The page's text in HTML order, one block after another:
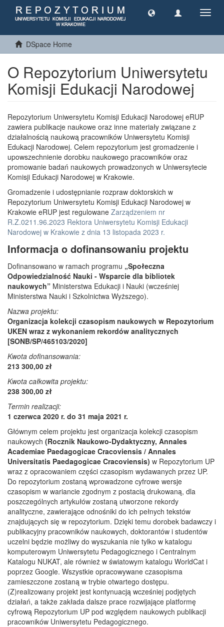
DSpace Home
O Repozytorium Uniwersytetu
Komisji Edukacji Narodowej
Repozytorium Uniwersytetu Komisji Edukacji Narodowej eRUP
zawiera publikacje naukowe oraz inne materiały związane z
działalnością naukową pracowników Uniwersytetu Komisji
Edukacji Narodowej. Celem repozytorium jest gromadzenie i
upowszechnienie dorobku naukowego pracowników oraz
promowanie badań naukowych prowadzonych w Uniwersytecie
Komisji Edukacji Narodowej w Krakowie.
Gromadzenie i udostępnianie rozpraw doktorskich w
Repozytorium Uniwersytetu Komisji Edukacji Narodowej w
Krakowie eRUP jest regulowane Zarządzeniem nr
R.Z.0211.96.2023 Rektora Uniwersytetu Komisji Edukacji
Narodowej w Krakowie z dnia 13 listopada 2023 r.
Informacja o dofinansowaniu projektu
Dofinansowano w ramach programu „Społeczna
Odpowiedzialność Nauki - Wsparcie dla bibliotek
naukowych” Ministerstwa Edukacji i Nauki (wcześniej
Ministerstwa Nauki i Szkolnictwa Wyższego).
Nazwa projektu:
Organizacja kolekcji czasopism naukowych w Repozytorium
UKEN wraz z wykonaniem rekordów analitycznych
[SONB/SP/465103/2020]
Kwota dofinansowania:
213 300,00 zł
Kwota całkowita projektu:
238 300,00 zł
Termin realizacji:
1 czerwca 2020 r. do 31 maja 2021 r.
Głównym celem projektu jest organizacja kolekcji czasopism
naukowych (Rocznik Naukowo-Dydaktyczny, Annales
Academiae Paedagogicae Cracoviensis / Annales
Universitatis Paedagogicae Cracoviensis) w Repozytorium UP
wraz z opracowaniem części czasopism wydawanych przez UP.
Do repozytorium zostaną wprowadzone cyfrowe wersje
czasopism w wariancie zgodnym z postacią drukowaną, dla
poszczególnych artykułów zostaną utworzone rekordy
analityczne, zawierające odnośniki do ich pełnych tekstów
znajdujących się w repozytorium. Dzięki temu dorobek badawczy i
publikacyjny pracowników naukowych, doktorantów i studentów
uczelni będzie możliwy do wyszukania nie tylko w katalogu
komputerowym Uniwersytetu Pedagogicznego i Centralnym
Katalogu NUKAT, ale również w światowym katalogu WorldCat i
poprzez Google. Wszystkie opracowywane czasopisma
zamieszczone zostaną w trybie otwartego dostępu.
(Z)realizowany projekt jest kontynuacją wcześniej podjętych
działań, a także zakłada dalsze prace rozwijające platformę
cyfrową Repozytorium UP pod względem naukowych publikacji
pracowników Uniwersytetu Pedagogicznego.